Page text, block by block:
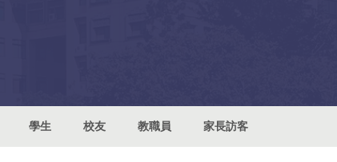
學生 校友 教職員 家長訪客